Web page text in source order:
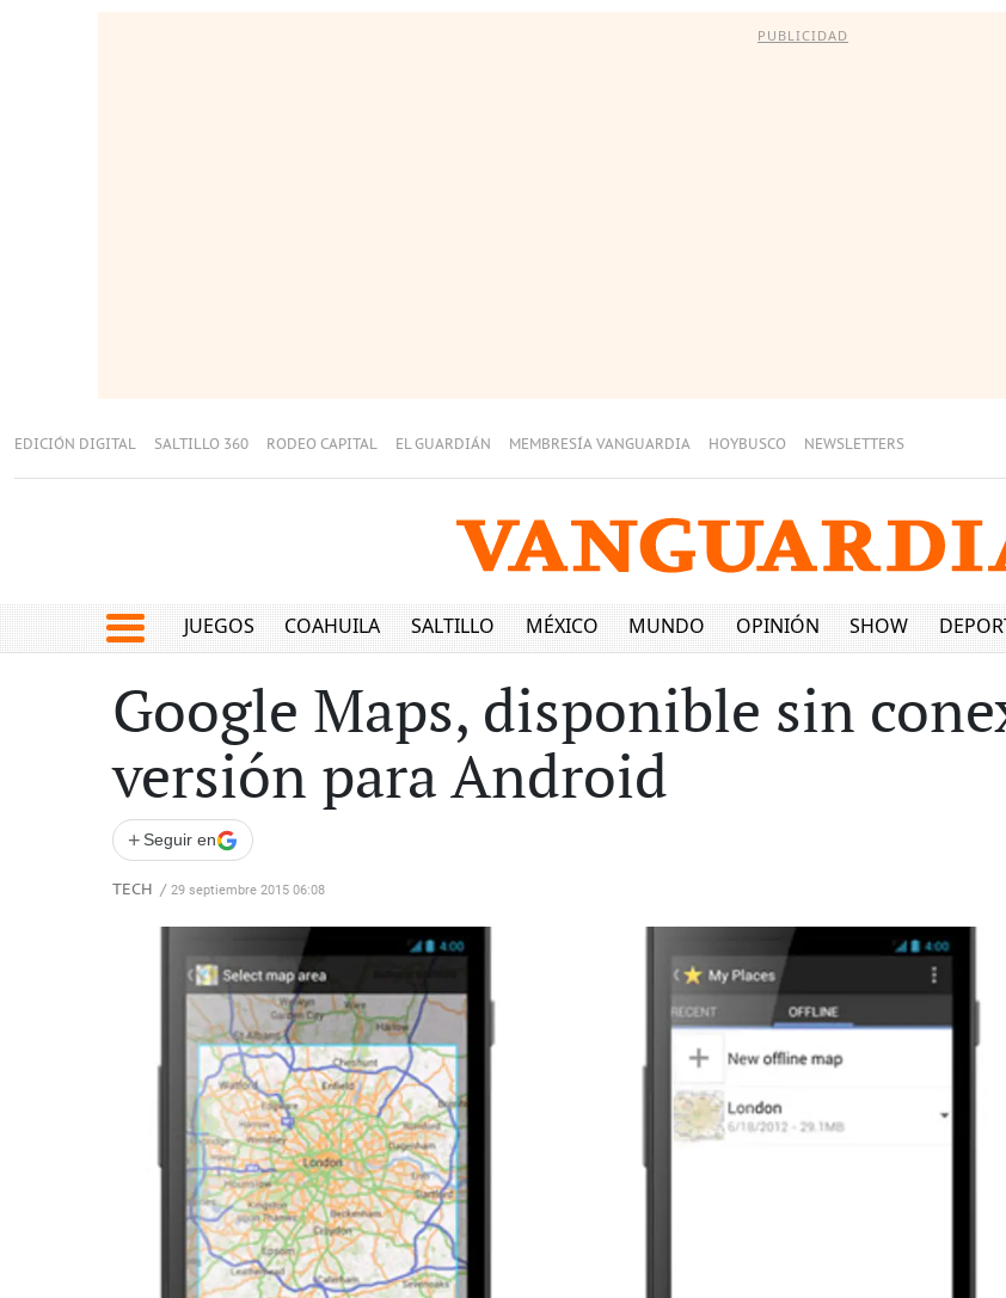
PUBLICIDAD
EDICIÓN DIGITAL SALTILLO 360 RODEO CAPITAL EL GUARDIÁN MEMBRESÍA VANGUARDIA HOYBUSCO NEWSLETTERS
JUEGOS COAHUILA SALTILLO MÉXICO MUNDO OPINIÓN SHOW
Google Maps, disponible sin
versión para Android
+ Seguir en
TECH / 29 septiembre 2015 06:08